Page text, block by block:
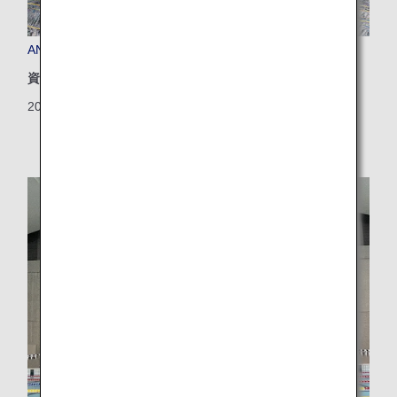
ANA x ヴィラフォンテーヌ コラボルーム
資源
2024/07/12